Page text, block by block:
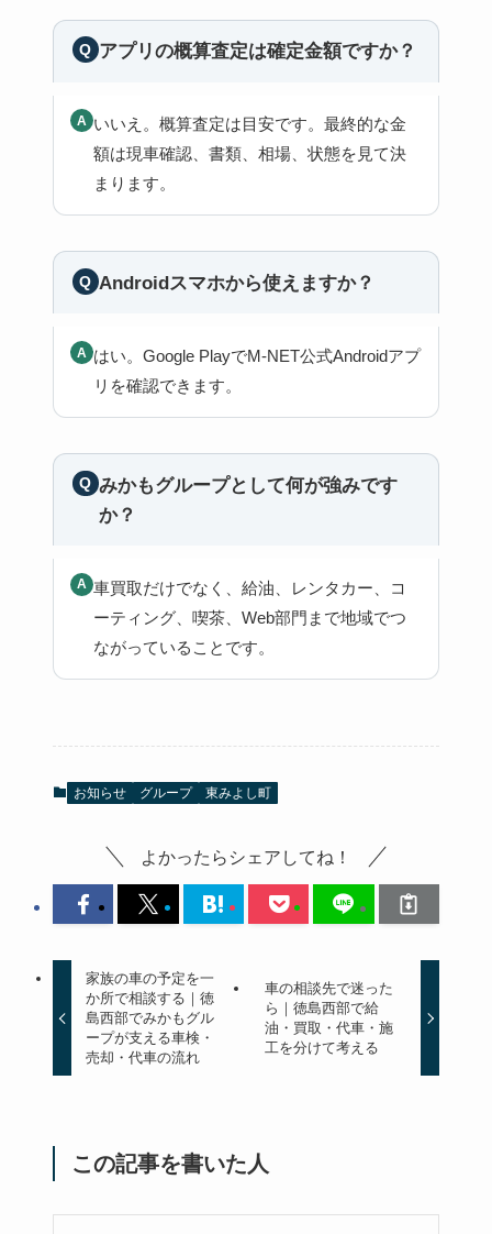
アプリの概算査定は確定金額ですか？
いいえ。概算査定は目安です。最終的な金
額は現車確認、書類、相場、状態を見て決
まります。
Androidスマホから使えますか？
はい。Google PlayでM-NET公式Androidアプ
リを確認できます。
みかもグループとして何が強みです
か？
車買取だけでなく、給油、レンタカー、コ
ーティング、喫茶、Web部門まで地域でつ
ながっていることです。
お知らせ グループ 東みよし町
よかったらシェアしてね！
家族の車の予定を一
か所で相談する｜徳
島西部でみかもグル
ープが支える車検・
売却・代車の流れ
車の相談先で迷った
ら｜徳島西部で給
油・買取・代車・施
工を分けて考える
この記事を書いた人